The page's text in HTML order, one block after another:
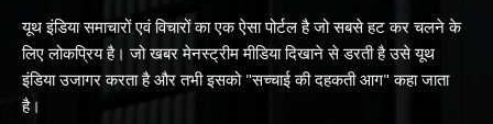
यूथ इंडिया समाचारों एवं विचारों का एक ऐसा पोर्टल है जो सबसे हट कर चलने के
लिए लोकप्रिय है। जो खबर मेनस्ट्रीम मीडिया दिखाने से डरती है उसे यूथ
इंडिया उजागर करता है और तभी इसको "सच्चाई की दहकती आग" कहा जाता
है।